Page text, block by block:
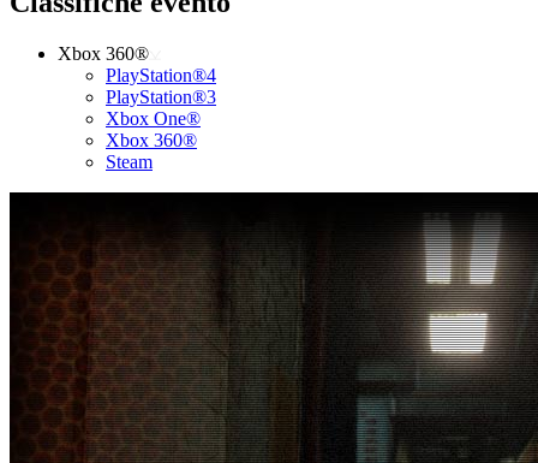
Xbox 360®
PlayStation®4
PlayStation®3
Xbox One®
Xbox 360®
Steam